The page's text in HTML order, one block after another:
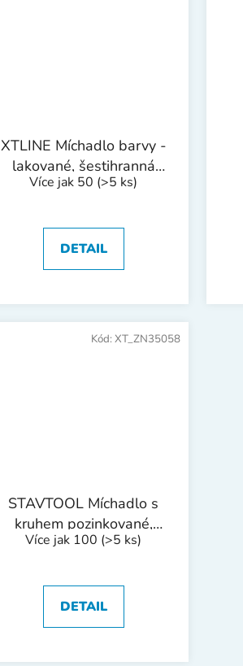
XTLINE Míchadlo barvy -
lakované, šestihranná
stopka | 100x505 mm
Více jak 50 (>5 ks)
DETAIL
STAVTOOL Míchadlo s
kruhem pozinkované,
šestihranná stopka |
Více jak 100 (>5 ks)
DETAIL
Kód: XT_ZN35058